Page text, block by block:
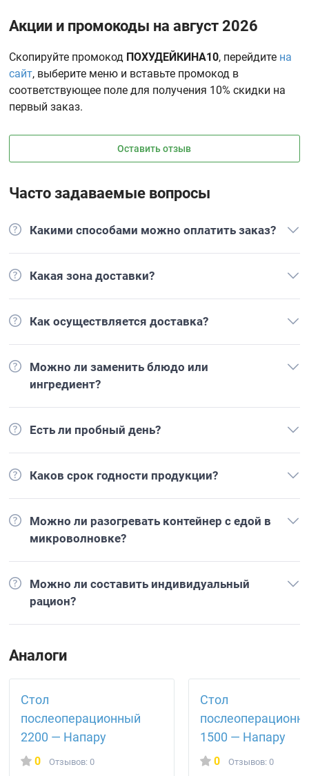
Акции и промокоды на август 2026
Скопируйте промокод ПОХУДЕЙКИНА10, перейдите на
сайт, выберите меню и вставьте промокод в
соответствующее поле для получения 10% скидки на
первый заказ.
Оставить отзыв
Часто задаваемые вопросы
Какими способами можно оплатить заказ?
Какая зона доставки?
Как осуществляется доставка?
Можно ли заменить блюдо или
ингредиент?
Есть ли пробный день?
Каков срок годности продукции?
Можно ли разогревать контейнер с едой в
микроволновке?
Можно ли составить индивидуальный
рацион?
Аналоги
Стол
послеоперационный
2200 — Напару
0 Отзывов: 0
Стол
1500 — Напару
0 Отзывов: 0